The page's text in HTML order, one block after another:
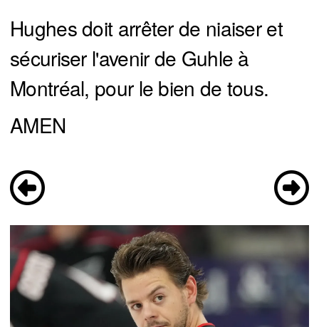
Hughes doit arrêter de niaiser et
sécuriser l'avenir de Guhle à
Montréal, pour le bien de tous.
AMEN